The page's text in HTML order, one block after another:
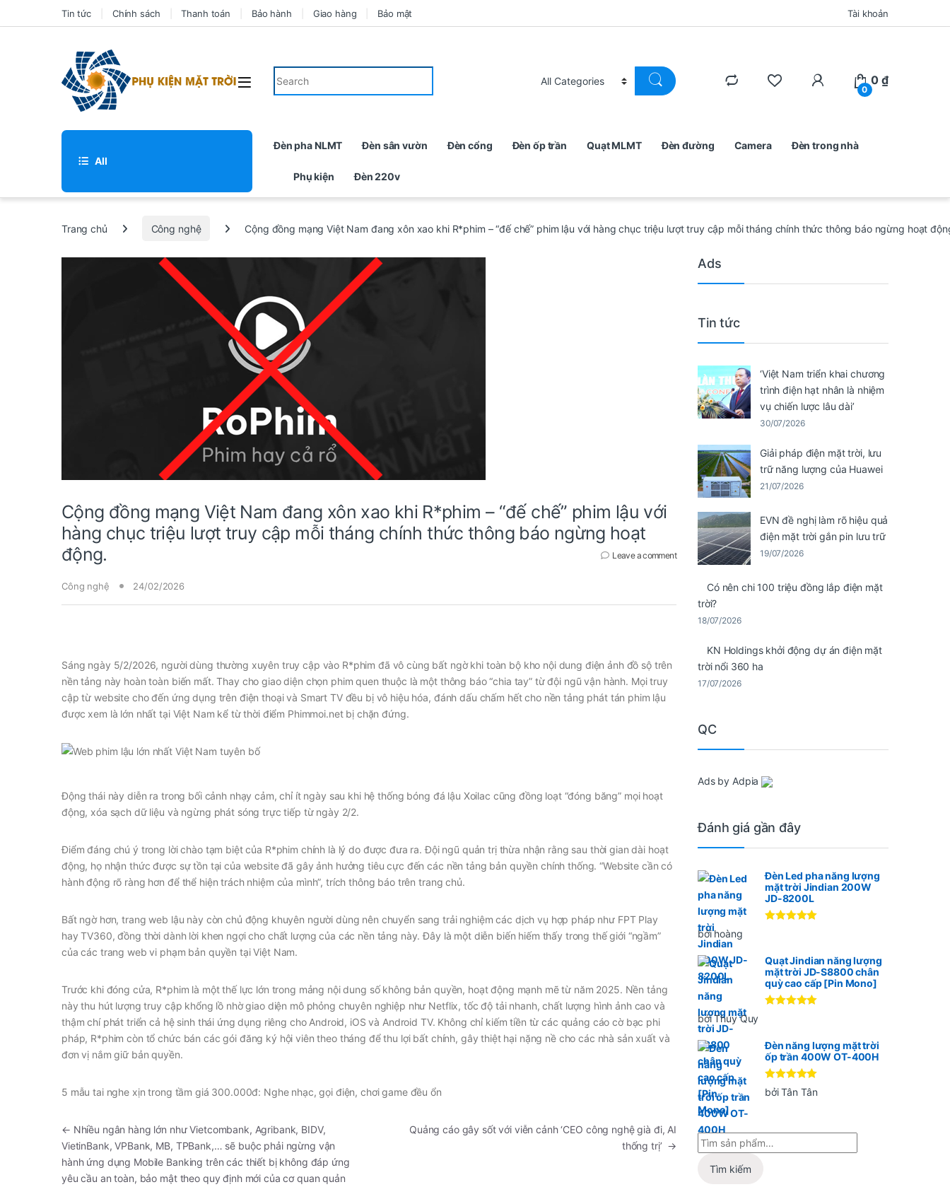
Tin tức Chính sách Thanh toán Bảo hành Giao hàng Bảo mật Tài khoản
0
0₫
All
Đèn pha NLMT Đèn sân vườn Đèn cổng Đèn ốp trần Quạt MLMT Đèn đường Camera Đèn trong nhà
Phụ kiện Đèn 220v
Trang chủ Công nghệ Cộng đồng mạng Việt Nam đang xôn xao khi R*phim – “đế chế” phim lậu với hàng chục triệu lượt truy cập mỗi tháng chính thức thông báo ngừng hoạt
Cộng đồng mạng Việt Nam đang xôn xao khi R*phim – “đế chế” phim lậu với
hàng chục triệu lượt truy cập mỗi tháng chính thức thông báo ngừng hoạt
động.
Leave a comment
Công nghệ 24/02/2026
Sáng ngày 5/2/2026, người dùng thường xuyên truy cập vào R*phim đã vô cùng bất ngờ khi toàn bộ kho nội dung điện ảnh đồ sộ trên
nền tảng này hoàn toàn biến mất. Thay cho giao diện chọn phim quen thuộc là một thông báo “chia tay” từ đội ngũ vận hành. Mọi truy
cập từ website cho đến ứng dụng trên điện thoại và Smart TV đều bị vô hiệu hóa, đánh dấu chấm hết cho nền tảng phát tán phim lậu
được xem là lớn nhất tại Việt Nam kể từ thời điểm Phimmoi.net bị chặn đứng.
Động thái này diễn ra trong bối cảnh nhạy cảm, chỉ ít ngày sau khi hệ thống bóng đá lậu Xoilac cũng đồng loạt “đóng băng” mọi hoạt
động, xóa sạch dữ liệu và ngừng phát sóng trực tiếp từ ngày 2/2.
Điểm đáng chú ý trong lời chào tạm biệt của R*phim chính là lý do được đưa ra. Đội ngũ quản trị thừa nhận rằng sau thời gian dài hoạt
động, họ nhận thức được sự tồn tại của website đã gây ảnh hưởng tiêu cực đến các nền tảng bản quyền chính thống. “Website cần có
hành động rõ ràng hơn để thể hiện trách nhiệm của mình”, trích thông báo trên trang chủ.
Bất ngờ hơn, trang web lậu này còn chủ động khuyên người dùng nên chuyển sang trải nghiệm các dịch vụ hợp pháp như FPT Play
hay TV360, đồng thời dành lời khen ngợi cho chất lượng của các nền tảng này. Đây là một diễn biến hiếm thấy trong thế giới “ngầm”
của các trang web vi phạm bản quyền tại Việt Nam.
Trước khi đóng cửa, R*phim là một thế lực lớn trong mảng nội dung số không bản quyền, hoạt động mạnh mẽ từ năm 2025. Nền tảng
này thu hút lượng truy cập khổng lồ nhờ giao diện mô phỏng chuyên nghiệp như Netflix, tốc độ tải nhanh, chất lượng hình ảnh cao và
thậm chí phát triển cả hệ sinh thái ứng dụng riêng cho Android, iOS và Android TV. Không chỉ kiếm tiền từ các quảng cáo cờ bạc phi
pháp, R*phim còn tổ chức bán các gói đăng ký hội viên theo tháng để thu lợi bất chính, gây thiệt hại nặng nề cho các nhà sản xuất và
đơn vị nắm giữ bản quyền.
5 mẫu tai nghe xịn trong tầm giá 300.000đ: Nghe nhạc, gọi điện, chơi game đều ổn
← Nhiều ngân hàng lớn như Vietcombank, Agribank, BIDV,
VietinBank, VPBank, MB, TPBank,… sẽ buộc phải ngừng vận
hành ứng dụng Mobile Banking trên các thiết bị không đáp ứng
yêu cầu an toàn, bảo mật theo quy định mới của cơ quan quản
Quảng cáo gây sốt với viễn cảnh ‘CEO công nghệ già đi, AI
thống trị’ →
Ads
Tin tức
‘Việt Nam triển khai chương
trình điện hạt nhân là nhiệm
vụ chiến lược lâu dài’
30/07/2026
Giải pháp điện mặt trời, lưu
trữ năng lượng của Huawei
21/07/2026
EVN đề nghị làm rõ hiệu quả
điện mặt trời gắn pin lưu trữ
19/07/2026
Có nên chi 100 triệu đồng lắp điện mặt
trời?
18/07/2026
KN Holdings khởi động dự án điện mặt
trời nổi 360 ha
17/07/2026
QC
Ads by Adpia
Đánh giá gần đây
Đèn Led pha năng lượng
mặt trời Jindian 200W
JD-8200L
bởi hoàng
Quạt Jindian năng lượng
mặt trời JD-S8800 chân
quỳ cao cấp [Pin Mono]
bởi Thúy Quy
Đèn năng lượng mặt trời
ốp trần 400W OT-400H
Được xếp
hạng 55
bởi Tân Tân
Tìm kiếm